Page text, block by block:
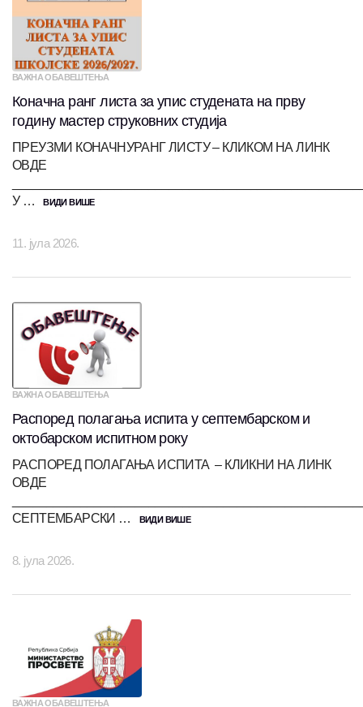
ВАЖНА ОБАВЕШТЕЊА
Коначна ранг листа за упис студената на прву
годину мастер струковних студија
ПРЕУЗМИ КОНАЧНУРАНГ ЛИСТУ – КЛИКОМ НА ЛИНК
ОВДЕ
У …
ВИДИ ВИШЕ
11. јула 2026.
ВАЖНА ОБАВЕШТЕЊА
Распоред полагања испита у септембарском и
октобарском испитном року
РАСПОРЕД ПОЛАГАЊА ИСПИТА – КЛИКНИ НА ЛИНК
ОВДЕ
СЕПТЕМБАРСКИ …
ВИДИ ВИШЕ
8. јула 2026.
ВАЖНА ОБАВЕШТЕЊА